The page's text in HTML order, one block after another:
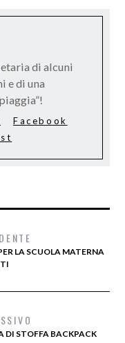
di alcuni
e di una
Facebook
LA SCUOLA MATERNA
DI STOFFA BACKPACK